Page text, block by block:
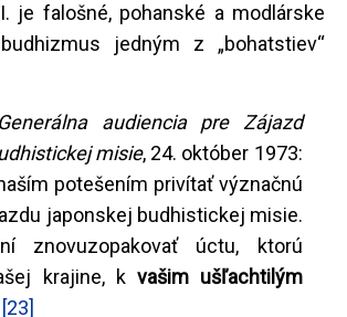
je falošné, pohanské a modlárske
jedným z „bohatstiev“
Generálna audiencia pre Zájazd
misie, 24. október 1973:
potešením privítať význačnú
japonskej budhistickej misie.
znovuzopakovať úctu, ktorú
krajine, k vašim ušľachtilým
[23]